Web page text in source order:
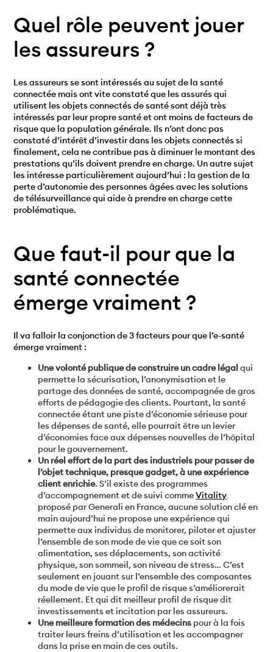
Quel rôle peuvent jouer
les assureurs ?
Les assureurs se sont intéressés au sujet de la santé
connectée mais ont vite constaté que les assurés qui
utilisent les objets connectés de santé sont déjà très
intéressés par leur propre santé et ont moins de facteurs de
risque que la population générale. Ils n’ont donc pas
constaté d’intérêt d’investir dans les objets connectés si
finalement, cela ne contribue pas à diminuer le montant des
prestations qu’ils doivent prendre en charge. Un autre sujet
les intéresse particulièrement aujourd’hui : la gestion de la
perte d’autonomie des personnes âgées avec les solutions
de télésurveillance qui aide à prendre en charge cette
problématique.
Que faut-il pour que la
santé connectée
émerge vraiment ?
Il va falloir la conjonction de 3 facteurs pour que l’e-santé
émerge vraiment :
Une volonté publique de construire un cadre légal qui
permette la sécurisation, l’anonymisation et le
partage des données de santé, accompagnée de gros
efforts de pédagogie des clients. Pourtant, la santé
connectée étant une piste d’économie sérieuse pour
les dépenses de santé, elle pourrait être un levier
d’économies face aux dépenses nouvelles de l’hôpital
pour le gouvernement.
Un réel effort de la part des industriels pour passer de
l’objet technique, presque gadget, à une expérience
client enrichie. S’il existe des programmes
d’accompagnement et de suivi commeVitality
proposé par Generali en France, aucune solution clé en
main aujourd’hui ne propose une expérience qui
permette aux individus de monitorer, piloter et ajuster
l’ensemble de son mode de vie que ce soit son
alimentation, ses déplacements, son activité
physique, son sommeil, son niveau de stress… C’est
seulement en jouant sur l’ensemble des composantes
du mode de vie que le profil de risque s’améliorerait
réellement. Et qui dit meilleur profil de risque dit
investissements et incitation par les assureurs.
Une meilleure formation des médecins pour à la fois
traiter leurs freins d’utilisation et les accompagner
dans la prise en main de ces outils.